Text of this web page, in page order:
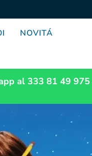
NOVITÁ
al 333 81 49 975